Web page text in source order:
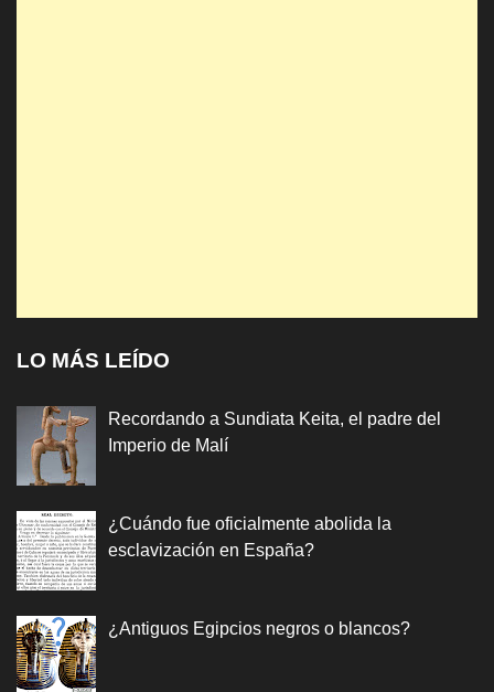
LO MÁS LEÍDO
Recordando a Sundiata Keita, el padre del
Imperio de Malí
¿Cuándo fue oficialmente abolida la
esclavización en España?
¿Antiguos Egipcios negros o blancos?